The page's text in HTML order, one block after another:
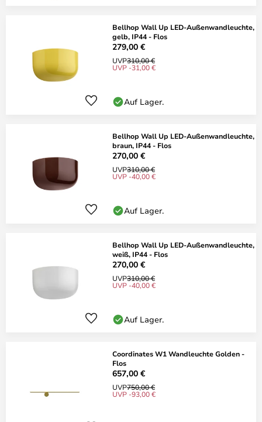
Bellhop Wall Up LED-Außenwandleuchte,
gelb, IP44 - Flos
279,00 €
UVP310,00 €
UVP -31,00 €
Auf Lager.
Bellhop Wall Up LED-Außenwandleuchte,
braun, IP44 - Flos
270,00 €
UVP310,00 €
UVP -40,00 €
Auf Lager.
Bellhop Wall Up LED-Außenwandleuchte,
weiß, IP44 - Flos
270,00 €
UVP310,00 €
UVP -40,00 €
Auf Lager.
Coordinates W1 Wandleuchte Golden -
Flos
657,00 €
UVP750,00 €
UVP -93,00 €